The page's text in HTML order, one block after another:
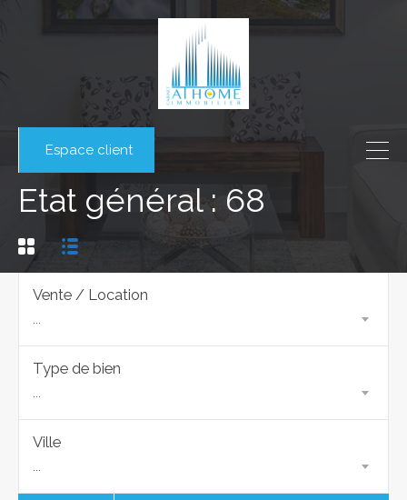
Espace client
Etat général : 68
Vente / Location
...
Type de bien
...
Ville
...